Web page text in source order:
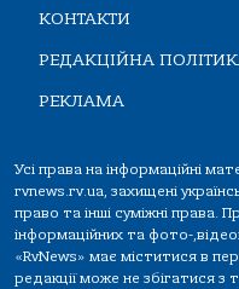
КОНТАКТИ
РЕДАКЦІЙНА
РЕКЛАМА
Усі права на інформаційні
rvnews.rv.ua, захищені
право та інші суміжні права.
інформаційних та фото-
«RvNews» має міститися в
редакції може не збігатися з